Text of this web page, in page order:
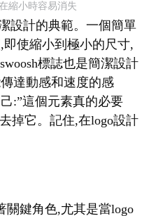
縮小時容易消失
設計的典範。一個簡單
使縮小到極小的尺寸,
標誌也是簡潔設計
達動感和速度的感
:”這個元素真的必要
掉它。記住,在logo設計
關鍵角色,尤其是當logo